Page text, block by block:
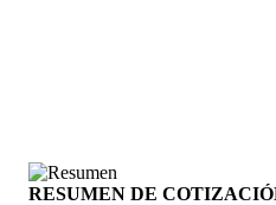
RESUMEN DE